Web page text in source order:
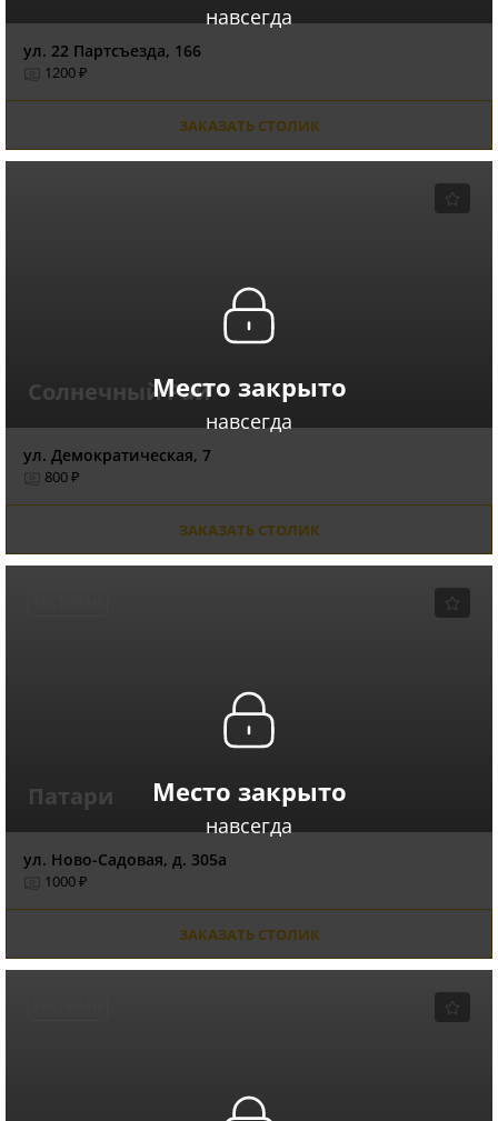
навсегда
ул. 22 Партсъезда, 166
1200 ₽
ЗАКАЗАТЬ СТОЛИК
Место закрыто
навсегда
Солнечный Рай
ул. Демократическая, 7
800 ₽
ЗАКАЗАТЬ СТОЛИК
Место закрыто
навсегда
Патари
ул. Ново-Садовая, д. 305а
1000 ₽
ЗАКАЗАТЬ СТОЛИК